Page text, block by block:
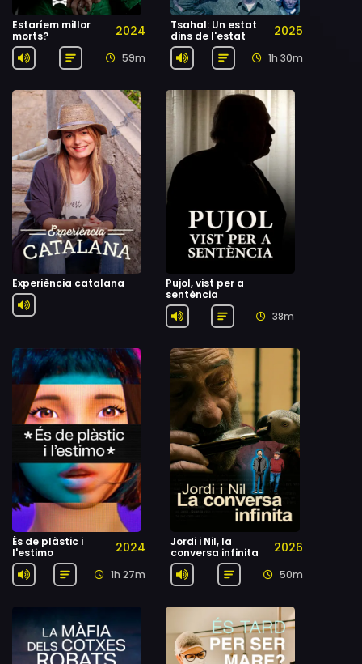
Estaríem millor
morts?
2024
59m
Tsahal: Un estat
dins de l'estat
2025
1h 30m
Experiència catalana
Pujol, vist per a
sentència
38m
És de plàstic i
l'estimo
2024
1h 27m
Jordi i Nil, la
conversa infinita
2026
50m